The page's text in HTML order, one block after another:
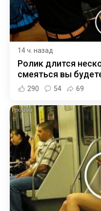
14 ч. назад
Ролик длится
смеяться вы
290 54 69